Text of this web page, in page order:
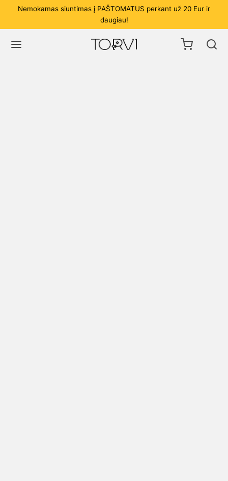
Nemokamas siuntimas į PAŠTOMATUS perkant už 20 Eur ir
daugiau!